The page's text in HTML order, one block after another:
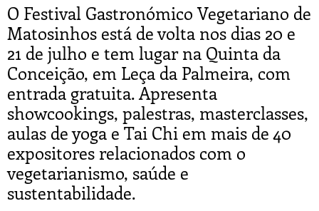
O Festival Gastronómico Vegetariano de
Matosinhos está de volta nos dias 20 e
21 de julho e tem lugar na Quinta da
Conceição, em Leça da Palmeira, com
entrada gratuita. Apresenta
showcookings, palestras, masterclasses,
aulas de yoga e Tai Chi em mais de 40
expositores relacionados com o
vegetarianismo, saúde e
sustentabilidade.